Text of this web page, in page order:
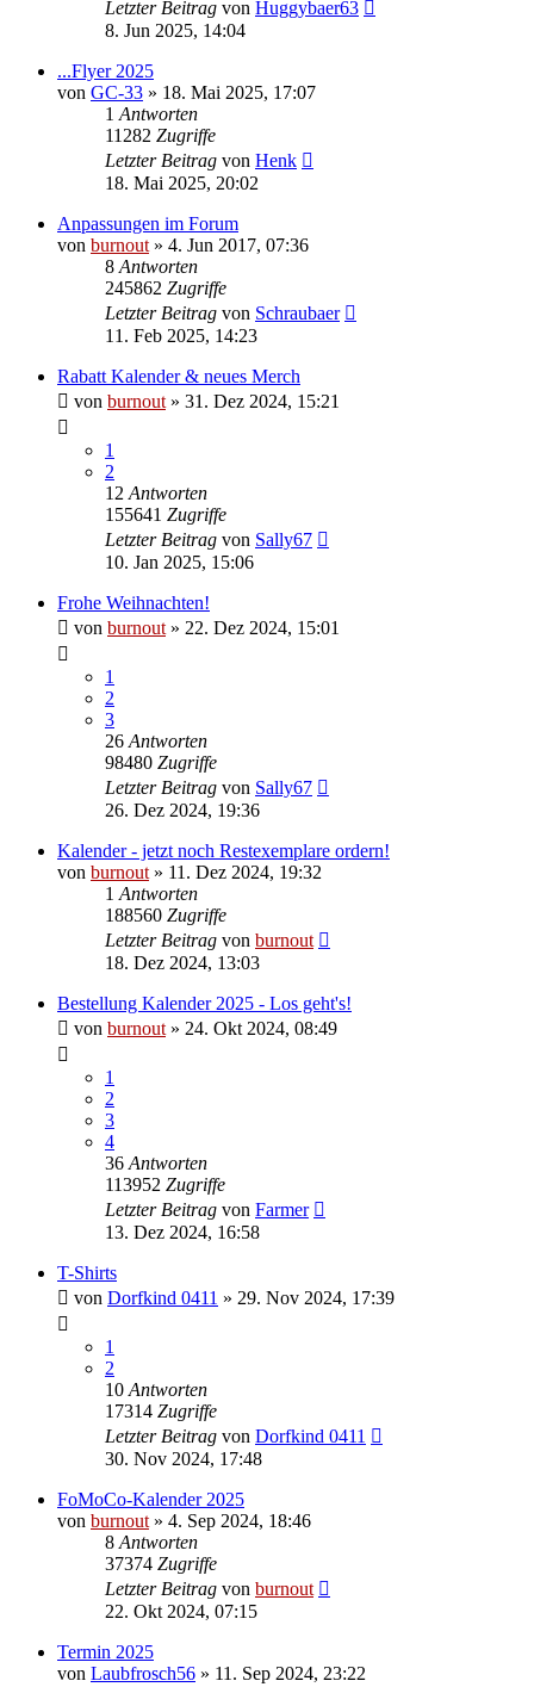
Letzter Beitrag von Huggybaer63
8. Jun 2025, 14:04
...Flyer 2025
von GC-33 » 18. Mai 2025, 17:07
1 Antworten
11282 Zugriffe
Letzter Beitrag von Henk
18. Mai 2025, 20:02
Anpassungen im Forum
von burnout » 4. Jun 2017, 07:36
8 Antworten
245862 Zugriffe
Letzter Beitrag von Schraubaer
11. Feb 2025, 14:23
Rabatt Kalender & neues Merch
von burnout » 31. Dez 2024, 15:21
1
2
12 Antworten
155641 Zugriffe
Letzter Beitrag von Sally67
10. Jan 2025, 15:06
Frohe Weihnachten!
von burnout » 22. Dez 2024, 15:01
1
2
3
26 Antworten
98480 Zugriffe
Letzter Beitrag von Sally67
26. Dez 2024, 19:36
Kalender - jetzt noch Restexemplare ordern!
von burnout » 11. Dez 2024, 19:32
1 Antworten
188560 Zugriffe
Letzter Beitrag von burnout
18. Dez 2024, 13:03
Bestellung Kalender 2025 - Los geht's!
von burnout » 24. Okt 2024, 08:49
1
2
3
4
36 Antworten
113952 Zugriffe
Letzter Beitrag von Farmer
13. Dez 2024, 16:58
T-Shirts
von Dorfkind 0411 » 29. Nov 2024, 17:39
1
2
10 Antworten
17314 Zugriffe
Letzter Beitrag von Dorfkind 0411
30. Nov 2024, 17:48
FoMoCo-Kalender 2025
von burnout » 4. Sep 2024, 18:46
8 Antworten
37374 Zugriffe
Letzter Beitrag von burnout
22. Okt 2024, 07:15
Termin 2025
von Laubfrosch56 » 11. Sep 2024, 23:22